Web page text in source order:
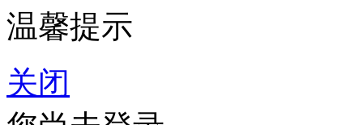
温馨提示
关闭